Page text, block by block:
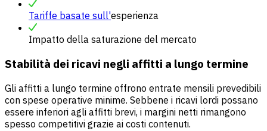
Tariffe basate sull'esperienza
Impatto della saturazione del mercato
Stabilità dei ricavi negli affitti a lungo termine
Gli affitti a lungo termine offrono entrate mensili prevedibili
con spese operative minime. Sebbene i ricavi lordi possano
essere inferiori agli affitti brevi, i margini netti rimangono
spesso competitivi grazie ai costi contenuti.